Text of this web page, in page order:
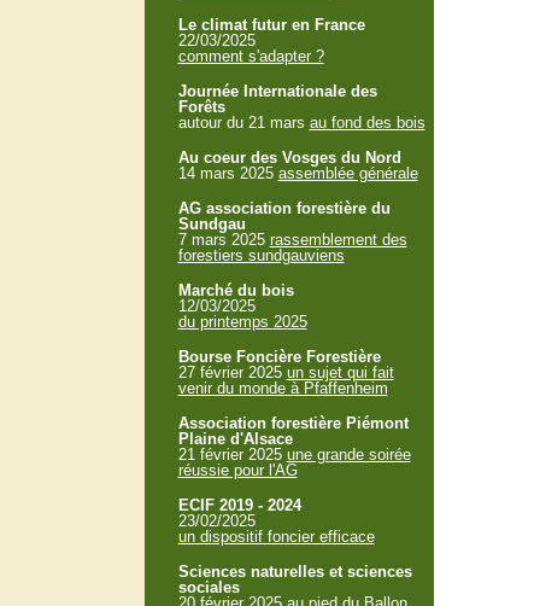
Le climat futur en France
22/03/2025
comment s'adapter ?
Journée Internationale des
Forêts
autour du 21 mars au fond des bois
Au coeur des Vosges du Nord
14 mars 2025 assemblée générale
AG association forestière du
Sundgau
7 mars 2025 rassemblement des
forestiers sundgauviens
Marché du bois
12/03/2025
du printemps 2025
Bourse Foncière Forestière
27 février 2025 un sujet qui fait
venir du monde à Pfaffenheim
Association forestière Piémont
Plaine d'Alsace
21 février 2025 une grande soirée
réussie pour l'AG
ECIF 2019 - 2024
23/02/2025
un dispositif foncier efficace
Sciences naturelles et sciences
sociales